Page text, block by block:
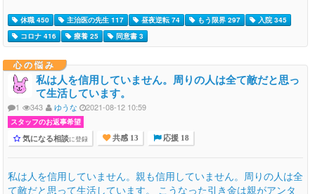
休職 450 主治医の先生 117 昼夜逆転 74 もう限界 297
入院 345
コロナ 416
療養 25 同意書 3
心の悩み
私は人を信用していません。周りの人は全て敵だと思っ
て生活しています。
1 343 ゆうな 2021-08-12 10:59
スタッフのお返事希望
気になる相談に登録 共感 13 応援 18
私は人を信用していません。親も信用していません。周りの人は全
て敵だと思って生活しています。 こうなった引き金は親がアンタ